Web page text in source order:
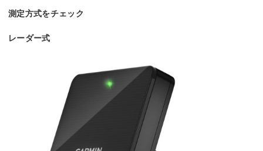
測定方式をチェック
レーダー式